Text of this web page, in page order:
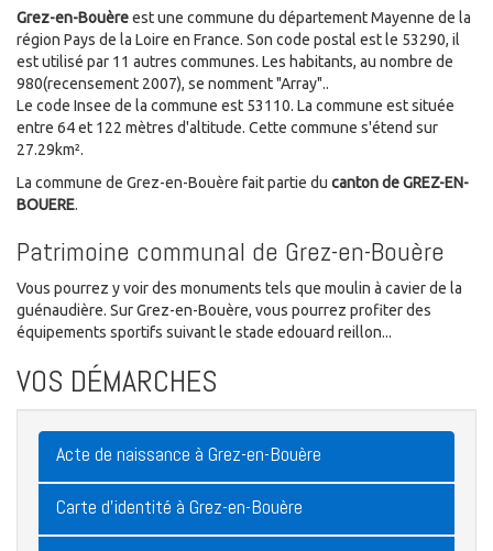
Grez-en-Bouèreest une commune du département Mayenne de la
région Pays de la Loire en France. Son code postal est le 53290, il
est utilisé par 11 autres communes. Les habitants, au nombre de
980(recensement 2007), se nomment "Array"..
Le code Insee de la commune est 53110. La commune est située
entre 64 et 122 mètres d'altitude. Cette commune s'étend sur
27.29km².
La commune de Grez-en-Bouère fait partie du canton de GREZ-EN-
BOUERE.
Patrimoine communal de Grez-en-Bouère
Vous pourrez y voir des monuments tels que moulin à cavier de la
guénaudière. Sur Grez-en-Bouère, vous pourrez profiter des
équipements sportifs suivant le stade edouard reillon...
VOS DÉMARCHES
Acte de naissance à Grez-en-Bouère
Carte d'identité à Grez-en-Bouère